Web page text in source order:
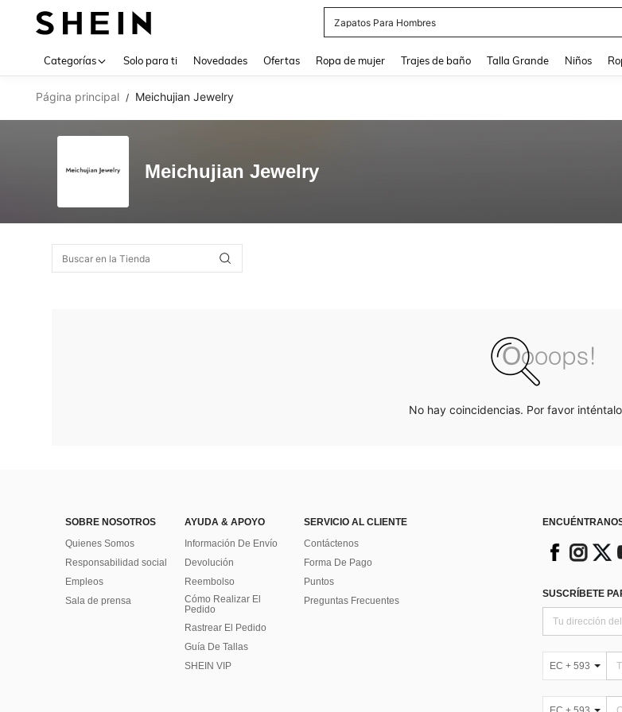
Zapatos Para Hombres
Categorías Solo para ti Novedades Ofertas Ropa de mujer Trajes de baño Talla Grande Niños
Página principal / Meichujian Jewelry
Meichujian Jewelry
No hay coincidencias. Por favor
SOBRE NOSOTROS
Quienes Somos
Responsabilidad social
Empleos
Sala de prensa
AYUDA & APOYO
Información De Envío
Devolución
Reembolso
Cómo Realizar El
Pedido
Rastrear El Pedido
Guía De Tallas
SHEIN VIP
SERVICIO AL CLIENTE
Contáctenos
Forma De Pago
Puntos
Preguntas Frecuentes
SUSCRÍBETE
EC + 593